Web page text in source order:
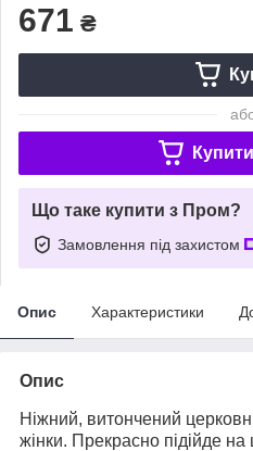
671 ₴
Що таке купити з Пром?
Замовлення під захистом
Опис Характеристики
Опис
Ніжний, витончений
жінки. Прекрасно підійде